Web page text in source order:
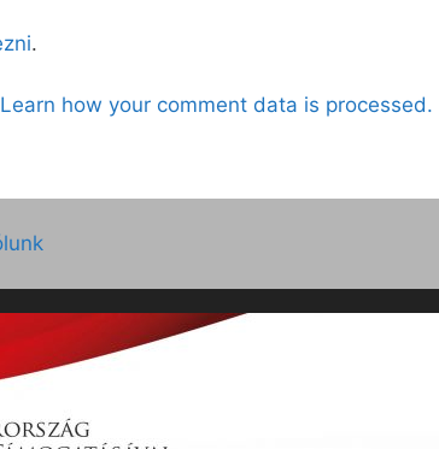
.
Learn how your comment data is processed.